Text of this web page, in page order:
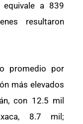
a 839
resultaron
promedio por
más elevados
con 12.5 mil
8.7 mil;